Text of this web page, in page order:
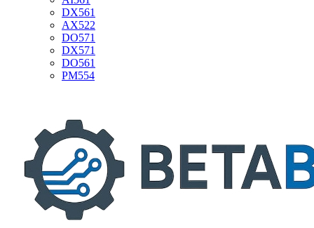
DX561
AX522
DO571
DX571
DO561
PM554